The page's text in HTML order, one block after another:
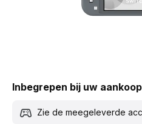
Inbegrepen bij uw aankoop
Zie de meegeleverde